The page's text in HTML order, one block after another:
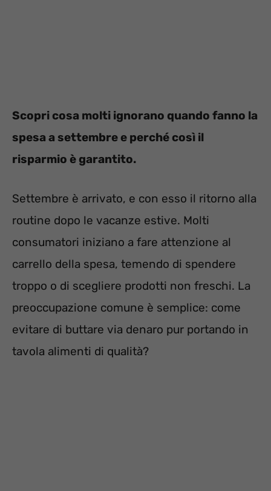
Scopri cosa molti ignorano quando fanno la
spesa a settembre e perché così il
risparmio è garantito.
Settembre è arrivato, e con esso il ritorno alla
routine dopo le vacanze estive. Molti
consumatori iniziano a fare attenzione al
carrello della spesa, temendo di spendere
troppo o di scegliere prodotti non freschi. La
preoccupazione comune è semplice: come
evitare di buttare via denaro pur portando in
tavola alimenti di qualità?